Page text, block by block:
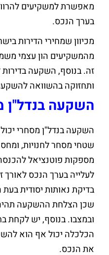
מאפשרת למשקיעים
בערך הנכס.
מכיוון שמחירי הדירות
מהמשקיעים הון עצמי
זה. בנוסף, השקעה בדירות
ותחזוקה בהשוואה
השקעה בנדל"ן
השקעה בנדל"ן מסחרי
שטחי מסחר לחנויות,
מספקות פוטנציאל
לעלייה בערך הנכס
בדיקת נאותות יסודית
שכן הצלחת ההשקעה
ובמצבו. בנוסף, יש לקחת
הכלכלה יכול אף הוא
את הנכס.